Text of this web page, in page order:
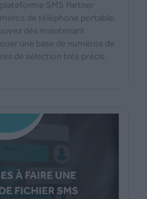
SMS Partner
de téléphone portable.
dès maintenant
une base de numéros de
de sélection très précis.